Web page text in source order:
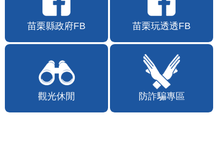
苗栗縣政府FB 苗栗玩透透FB
觀光休閒 防詐騙專區